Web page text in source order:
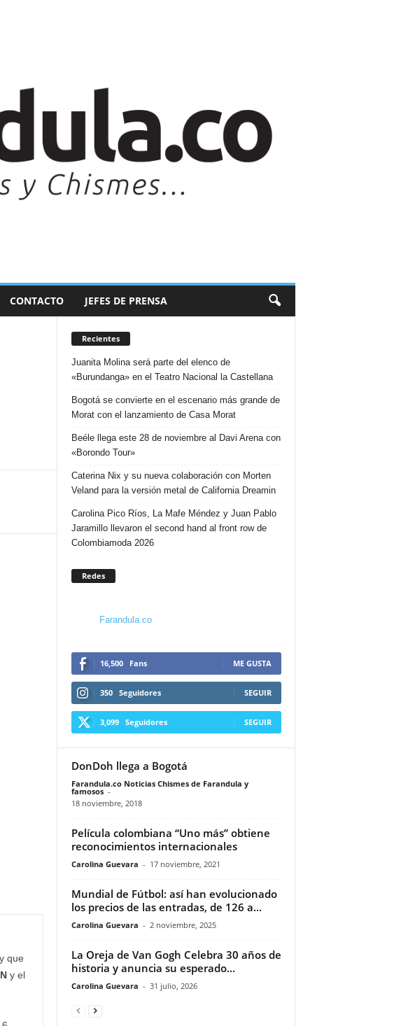
CONTACTO JEFES DE PRENSA
que
y el
Recientes
Juanita Molina será parte del elenco de
«Burundanga» en el Teatro Nacional la Castellana
Bogotá se convierte en el escenario más grande de
Morat con el lanzamiento de Casa Morat
Beéle llega este 28 de noviembre al Davi Arena con
«Borondo Tour»
Caterina Nix y su nueva colaboración con Morten
Veland para la versión metal de California Dreamin
Carolina Pico Ríos, La Mafe Méndez y Juan Pablo
Jaramillo llevaron el second hand al front row de
Colombiamoda 2026
Redes
Farandula.co
16,500 Fans ME GUSTA
350 Seguidores SEGUIR
3,099 Seguidores SEGUIR
DonDoh llega a Bogotá
Farandula.co Noticias Chismes de Farandula y
famosos -
18 noviembre, 2018
Película colombiana “Uno más” obtiene
reconocimientos internacionales
Carolina Guevara - 17 noviembre, 2021
Mundial de Fútbol: así han evolucionado
los precios de las entradas, de 126 a...
Carolina Guevara - 2 noviembre, 2025
La Oreja de Van Gogh Celebra 30 años de
historia y anuncia su esperado...
Carolina Guevara - 31 julio, 2026